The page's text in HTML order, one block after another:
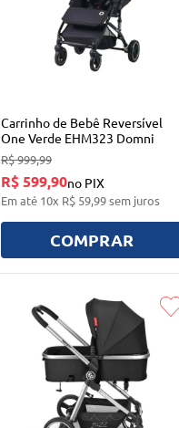
Carrinho de Bebê Reversível
One Verde EHM323 Domni
R$999,99
R$ 599,90no PIX
Em até 10x R$ 59,99sem juros
COMPRAR